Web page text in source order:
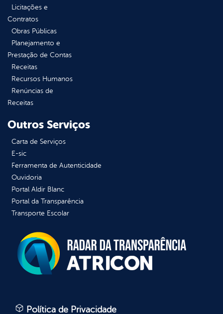
Licitações e
Contratos
Obras Públicas
Planejamento e
Prestação de Contas
Receitas
Recursos Humanos
Renúncias de
Receitas
Outros Serviços
Carta de Serviços
E-sic
Ferramenta de Autenticidade
Ouvidoria
Portal Aldir Blanc
Portal da Transparência
Transporte Escolar
Política de Privacidade